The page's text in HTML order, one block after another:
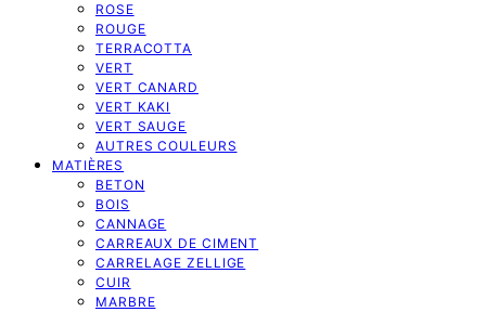
ROSE
ROUGE
TERRACOTTA
VERT
VERT CANARD
VERT KAKI
VERT SAUGE
AUTRES COULEURS
MATIÈRES
BETON
BOIS
CANNAGE
CARREAUX DE CIMENT
CARRELAGE ZELLIGE
CUIR
MARBRE